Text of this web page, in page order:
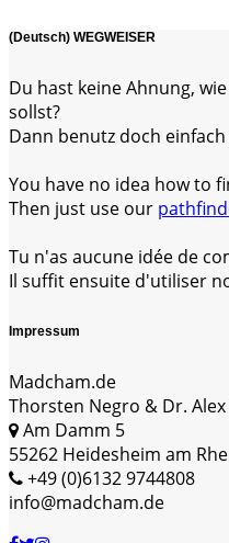
(Deutsch) WEGWEISER
Du hast keine Ahnung,
sollst?
Dann benutz doch
You have no idea how to
Then just use our
Tu n'as aucune idée de
Il suffit ensuite d'utiliser
Impressum
Madcham.de
Thorsten Negro & Dr.
Am Damm 5
55262 Heidesheim am
+49 (0)6132 9744808
info@madcham.de